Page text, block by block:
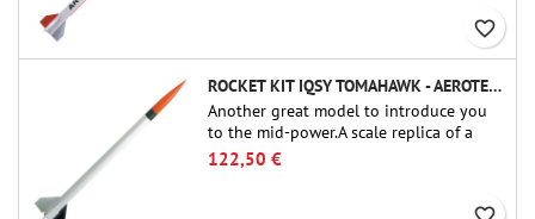
favorite_border
ROCKET KIT IQSY TOMAHAWK - AEROTECH
Another great model to introduce you
to the mid-power.A scale replica of a
famous sounding rocket, small in size
and peefect to move to higher-level kits.
122,50 €